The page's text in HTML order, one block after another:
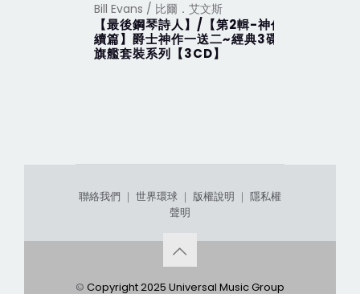
Bill Evans / 比爾．艾文斯
【最後鋼琴詩人】/【第2輯-神作
續篇】爵士神作一送二~經典3碟
旗艦套裝系列【3CD】
聯絡我們 ｜ 世界環球 ｜ 版權說明 ｜ 隱私權
聲明
© Copyright 2025 Universal Music Group